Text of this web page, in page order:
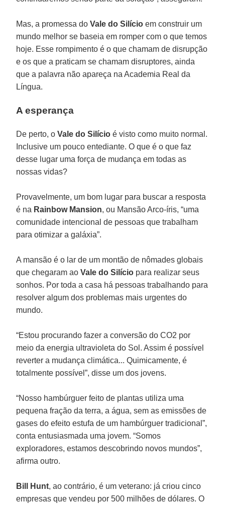
Mas, a promessa doVale do Silício em construir um
mundo melhor se baseia em romper com o que temos
hoje. Esse rompimento é o que chamam de disrupção
e os que a praticam se chamam disruptores, ainda
que a palavra não apareça na Academia Real da
Língua.
A esperança
De perto, oVale do Silício é visto como muito normal.
Inclusive um pouco entediante. O que é o que faz
desse lugar uma força de mudança em todas as
nossas vidas?
Provavelmente, um bom lugar para buscar a resposta
é na Rainbow Mansion, ou Mansão Arco-íris, “uma
comunidade intencional de pessoas que trabalham
para otimizar a galáxia”.
A mansão é o lar de um montão de nômades globais
que chegaram aoVale do Silício para realizar seus
sonhos. Por toda a casa há pessoas trabalhando para
resolver algum dos problemas mais urgentes do
mundo.
“Estou procurando fazer a conversão do CO2 por
meio da energia ultravioleta do Sol. Assim é possível
reverter a mudança climática... Quimicamente, é
totalmente possível”, disse um dos jovens.
“Nosso hambúrguer feito de plantas utiliza uma
pequena fração da terra, a água, sem as emissões de
gases do efeito estufa de um hambúrguer tradicional”,
conta entusiasmada uma jovem. “Somos
exploradores, estamos descobrindo novos mundos”,
afirma outro.
Bill Hunt, ao contrário, é um veterano: já criou cinco
empresas que vendeu por 500 milhões de dólares. O